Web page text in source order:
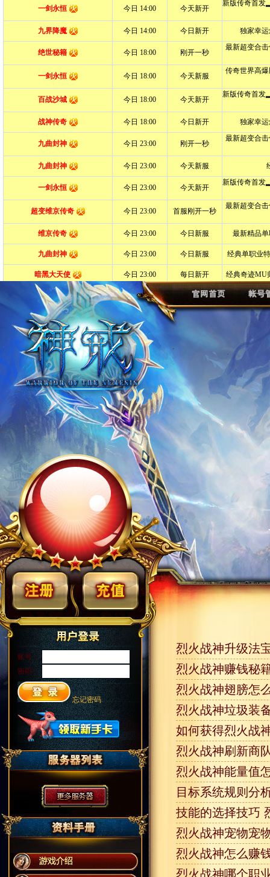
账号：
密码：
忘记密码
烈火战神升级法
烈火战神赚钱秘
烈火战神翅膀怎
烈火战神垃圾装
如何获得烈火战
烈火战神刷新商
烈火战神能量值
目标系统规则分
技能的选择技巧
烈火战神宠物宠
烈火战神怎么赚
烈火战神哪个职